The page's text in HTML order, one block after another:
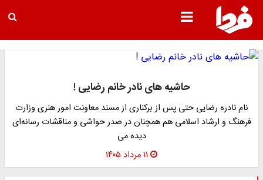
حاشیه های نادر خانم رضایی !
نام نادره رضایی حتی پس از برکناری از مسند معاونت امور هنری وزارت
فرهنگ و ارشاد اسلامی هم همچنان در صدر حواشی و مناقشات رسانه‌ای
دیده می‌
۱۱ مرداد ۱۴۰۵